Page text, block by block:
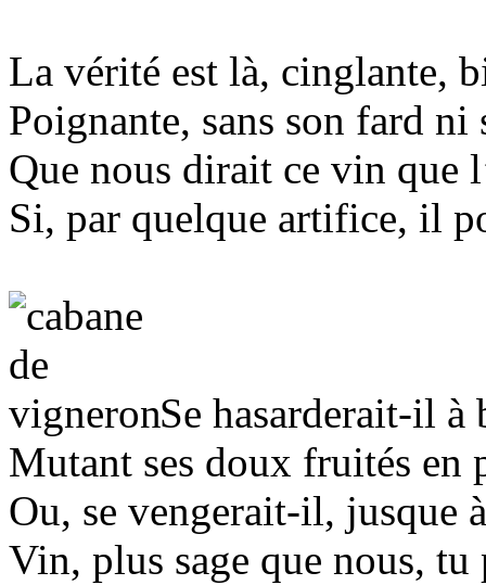
La vérité est là, cinglante,
Poignante, sans son fard
Que nous dirait ce vin que
Si, par quelque artifice, il
Se hasarderait-il à
Mutant ses doux fruités en
Ou, se vengerait-il, jusque
Vin, plus sage que nous,